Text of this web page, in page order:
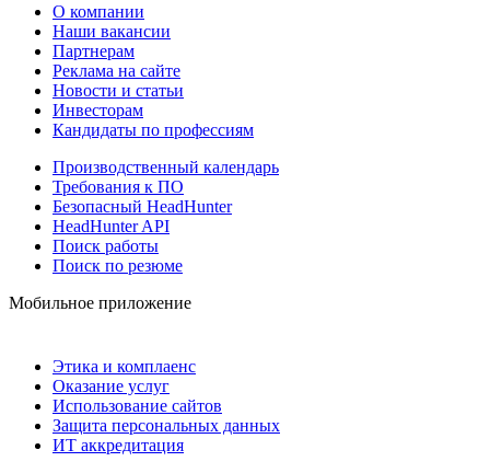
О компании
Наши вакансии
Партнерам
Реклама на сайте
Новости и статьи
Инвесторам
Кандидаты по профессиям
Производственный календарь
Требования к ПО
Безопасный HeadHunter
HeadHunter API
Поиск работы
Поиск по резюме
Мобильное приложение
Этика и комплаенс
Оказание услуг
Использование сайтов
Защита персональных данных
ИТ аккредитация